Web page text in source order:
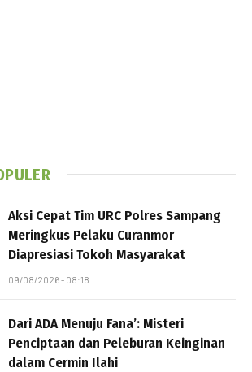
Aksi Cepat Tim URC Polres Sampang
Meringkus Pelaku Curanmor
Diapresiasi Tokoh Masyarakat
09/08/2026 - 08:18
Dari ADA Menuju Fana’: Misteri
Penciptaan dan Peleburan Keinginan
dalam Cermin Ilahi